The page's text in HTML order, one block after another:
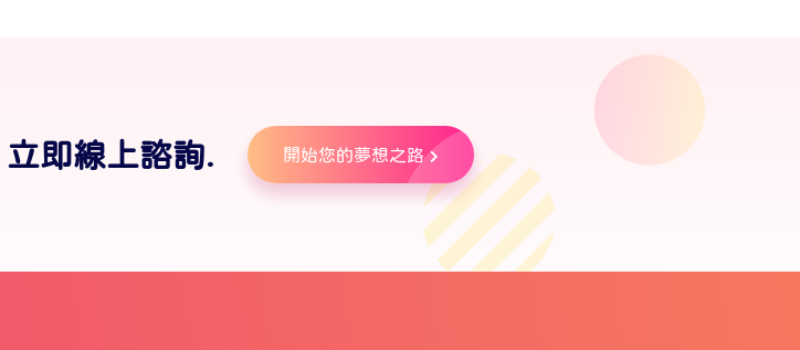
立即線上諮詢. 開始您的夢想之路